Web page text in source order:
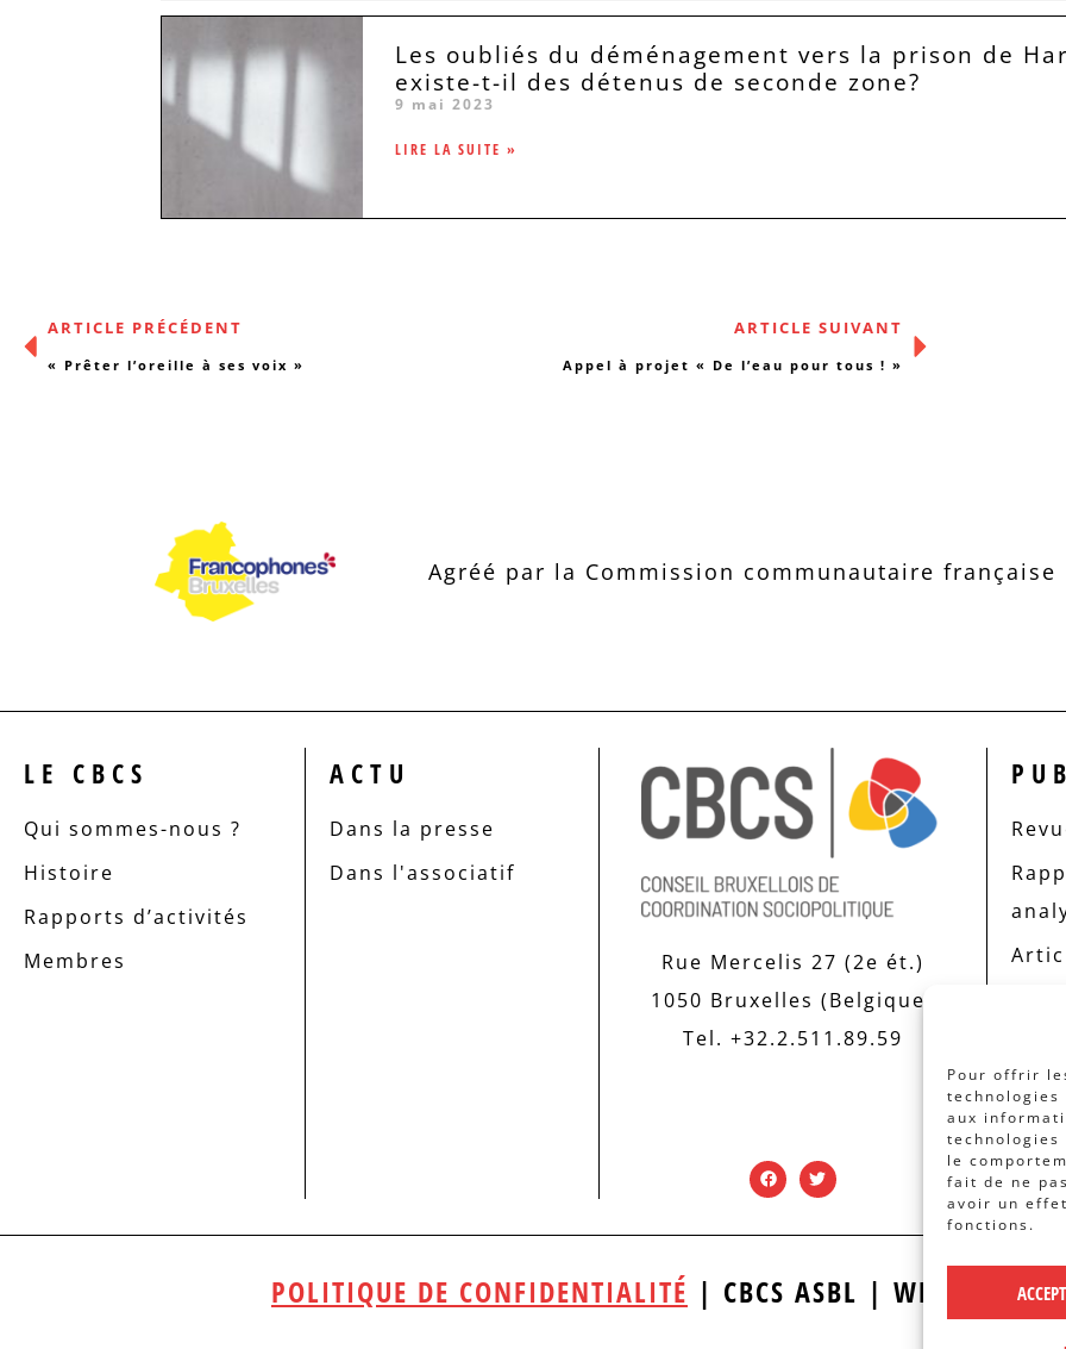
Pour offrir
aux
le
fait de ne
avoir un
fonctions.
Les oubliés du déménagement vers la prison de
existe-t-il des détenus de seconde zone?
9 mai 2023
LIRE LA SUITE »
ARTICLE PRÉCÉDENT
« Prêter l’oreille à ses voix »
ARTICLE SUIVANT
Appel à projet « De l’eau pour tous ! »
Agréé par la Commission communautaire
LE CBCS
Qui sommes-nous ?
Histoire
Rapports d’activités
Membres
ACTU
Dans la presse
Dans l'associatif
Rue Mercelis 27 (2e ét.)
1050 Bruxelles (Belgique)
Tel. +32.2.511.89.59
POLITIQUE DE CONFIDENTIALITÉ | CBCS ASBL | WEBDESIGN